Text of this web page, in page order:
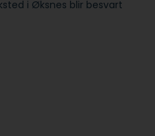
i Øksnes blir besvart